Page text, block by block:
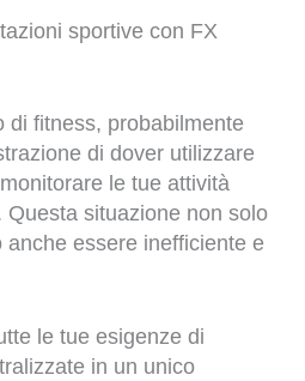
sportive con FX
di fitness, probabilmente
di dover utilizzare
le tue attività
situazione non solo
essere inefficiente e
le tue esigenze di
in un unico